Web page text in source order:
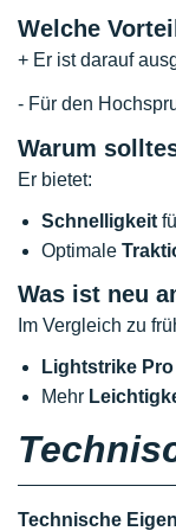
Welche
+ Er ist darauf
- Für den
Warum
Er bietet:
Schnelligkeit
Optimale
Was ist neu
Im Vergleich zu
Lightstrike Pro
Mehr
Technische